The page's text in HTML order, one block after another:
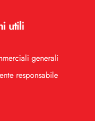
utili
generali
responsabile